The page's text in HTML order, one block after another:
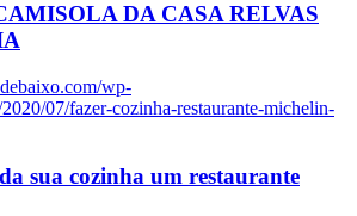
DA CASA RELVAS
wp-
07/fazer-cozinha-restaurante-michelin-
sua cozinha um restaurante